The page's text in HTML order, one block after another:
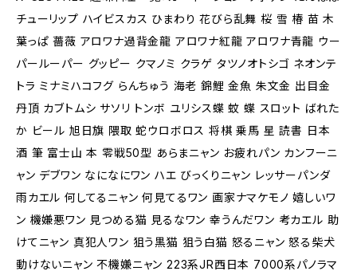
チューリップ ハイビスカス ひまわり 花びら乱舞 桜 雪 椿 苗 木
葉っぱ 薔薇 アロワナ過背金龍 アロワナ紅龍 アロワナ青龍 ウー
パールーパー グッピー クマノミ クラゲ タツノオトシゴ ネオンテ
トラ ミナミハコフグ らんちゅう 海老 錦鯉 金魚 朱文金 出目金
丹頂 カブトムシ サソリ トンボ ユリシス蝶 蚊 蝶 スロット ばれた
か ビール 旭日旗 隈取 蛇ウロボロス 将棋 乗馬 星 読書 日本
酒 筆 富士山 本 零戦50型 あらまニャン お疲れパン カンフーニ
ャン デブワン なになにワン ハエ びっくりニャン レッサーパンダ
雨カエル 何してるニャン 何見てるワン 画家ナマケモノ 嬉しいワ
ン 機嫌悪ワン 見つめる猫 見るなワン 幸うんだワン 考カエル 助
けてニャン 真犯人ワン 狙う黒猫 狙う白猫 怒るニャン 怒る柴犬
動けないニャン 不機嫌ニャン 223系JR西日本 7000系パノラマ